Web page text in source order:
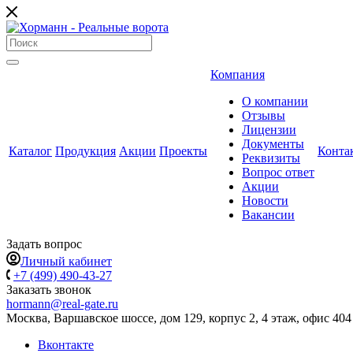
Каталог Продукция Акции Проекты
Компания
О компании
Отзывы
Лицензии
Документы
Реквизиты
Вопрос ответ
Акции
Новости
Вакансии
Задать вопрос
Личный кабинет
+7 (499) 490-43-27
Заказать звонок
hormann@real-gate.ru
Москва, Варшавское шоссе, дом 129, корпус 2, 4 этаж, офис 404
Вконтакте